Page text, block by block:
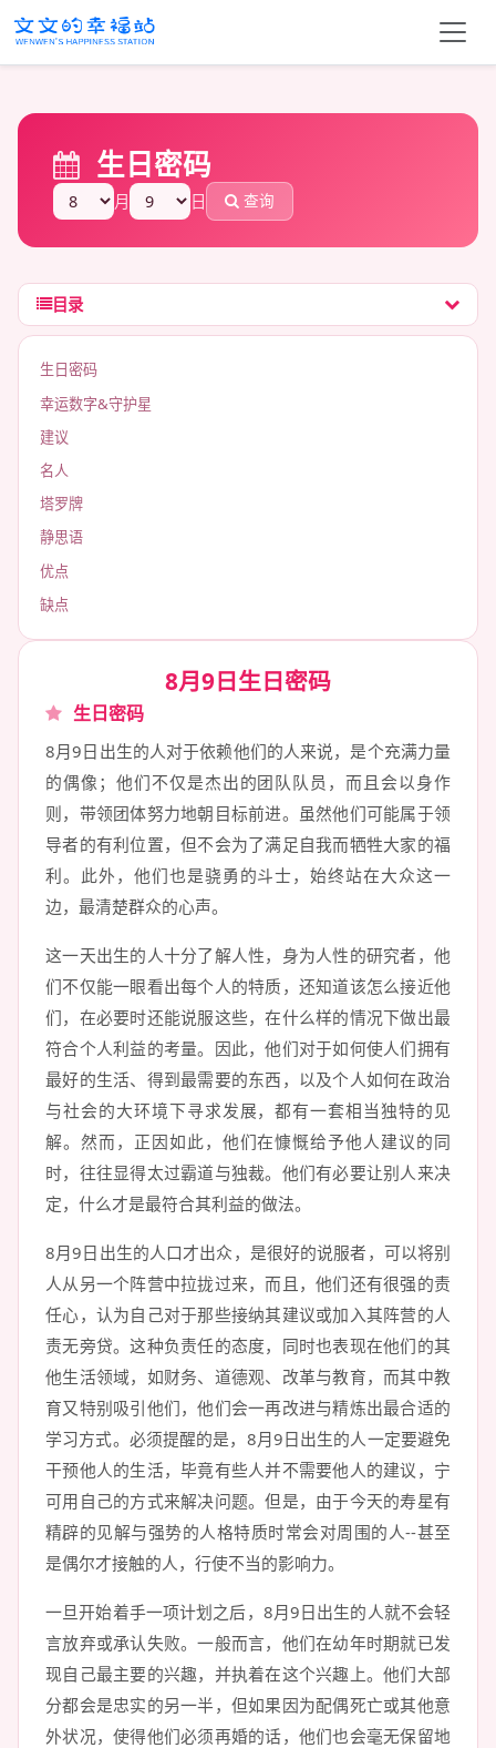
生日密码
月 日 查询
目录
生日密码
幸运数字&守护星
建议
名人
塔罗牌
静思语
优点
缺点
8月9日生日密码
生日密码
8月9日出生的人对于依赖他们的人来说，是个充满力量
的偶像；他们不仅是杰出的团队队员，而且会以身作
则，带领团体努力地朝目标前进。虽然他们可能属于领
导者的有利位置，但不会为了满足自我而牺牲大家的福
利。此外，他们也是骁勇的斗士，始终站在大众这一
边，最清楚群众的心声。
这一天出生的人十分了解人性，身为人性的研究者，他
们不仅能一眼看出每个人的特质，还知道该怎么接近他
们，在必要时还能说服这些，在什么样的情况下做出最
符合个人利益的考量。因此，他们对于如何使人们拥有
最好的生活、得到最需要的东西，以及个人如何在政治
与社会的大环境下寻求发展，都有一套相当独特的见
解。然而，正因如此，他们在慷慨给予他人建议的同
时，往往显得太过霸道与独裁。他们有必要让别人来决
定，什么才是最符合其利益的做法。
8月9日出生的人口才出众，是很好的说服者，可以将别
人从另一个阵营中拉拢过来，而且，他们还有很强的责
任心，认为自己对于那些接纳其建议或加入其阵营的人
责无旁贷。这种负责任的态度，同时也表现在他们的其
他生活领域，如财务、道德观、改革与教育，而其中教
育又特别吸引他们，他们会一再改进与精炼出最合适的
学习方式。必须提醒的是，8月9日出生的人一定要避免
干预他人的生活，毕竟有些人并不需要他人的建议，宁
可用自己的方式来解决问题。但是，由于今天的寿星有
精辟的见解与强势的人格特质时常会对周围的人--甚至
是偶尔才接触的人，行使不当的影响力。
一旦开始着手一项计划之后，8月9日出生的人就不会轻
言放弃或承认失败。一般而言，他们在幼年时期就已发
现自己最主要的兴趣，并执着在这个兴趣上。他们大部
分都会是忠实的另一半，但如果因为配偶死亡或其他意
外状况，使得他们必须再婚的话，他们也会毫无保留地